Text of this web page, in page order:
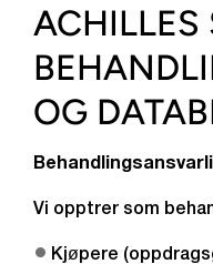
ACHILLES
OG
Vi opptrer som
Kjøpere